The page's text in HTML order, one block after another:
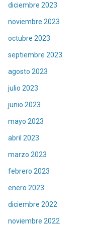
diciembre 2023
noviembre 2023
octubre 2023
septiembre 2023
agosto 2023
julio 2023
junio 2023
mayo 2023
abril 2023
marzo 2023
febrero 2023
enero 2023
diciembre 2022
noviembre 2022